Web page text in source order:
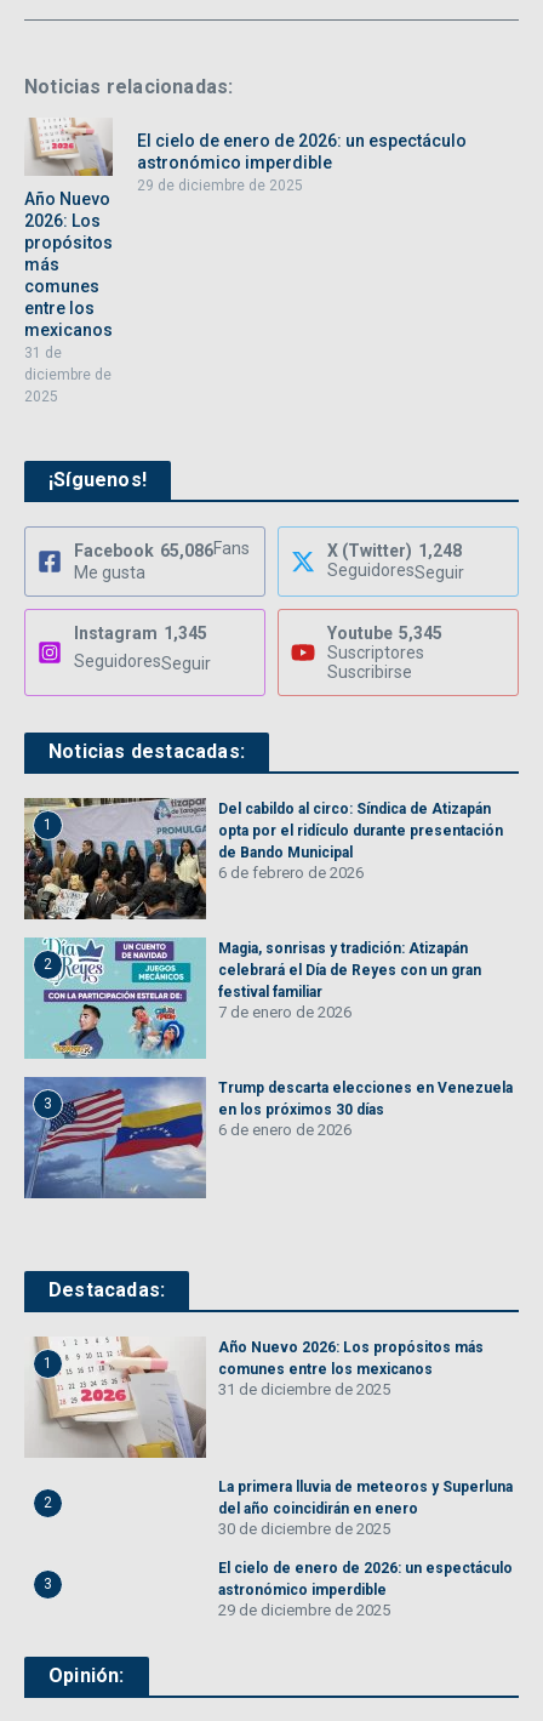
Noticias relacionadas:
Año Nuevo
2026: Los
propósitos
más
comunes
entre los
mexicanos
31 de
diciembre de
2025
El cielo de enero de 2026: un espectáculo
astronómico imperdible
29 de diciembre de 2025
¡Síguenos!
Facebook 65,086Fans
Me gusta
X (Twitter) 1,248
SeguidoresSeguir
Instagram 1,345
SeguidoresSeguir
Youtube 5,345
Suscriptores
Suscribirse
Noticias destacadas:
1
Del cabildo al circo: Síndica de Atizapán
opta por el ridículo durante presentación
de Bando Municipal
6 de febrero de 2026
2
Magia, sonrisas y tradición: Atizapán
celebrará el Día de Reyes con un gran
festival familiar
7 de enero de 2026
3
Trump descarta elecciones en Venezuela
en los próximos 30 días
6 de enero de 2026
Destacadas:
1
Año Nuevo 2026: Los propósitos más
comunes entre los mexicanos
31 de diciembre de 2025
2
La primera lluvia de meteoros y Superluna
del año coincidirán en enero
30 de diciembre de 2025
3
El cielo de enero de 2026: un espectáculo
astronómico imperdible
29 de diciembre de 2025
Opinión: